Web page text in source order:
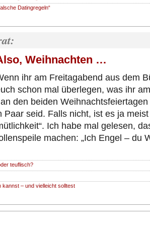
Datingregeln“
Weihnachten …
ihr am Freitagabend aus dem
schon mal überlegen, was ihr
den beiden
Paar seid. Falls nicht, ist es ja
Ich habe mal gelesen,
machen: „Ich Engel – du
teuflisch?
kannst – und vielleicht solltest